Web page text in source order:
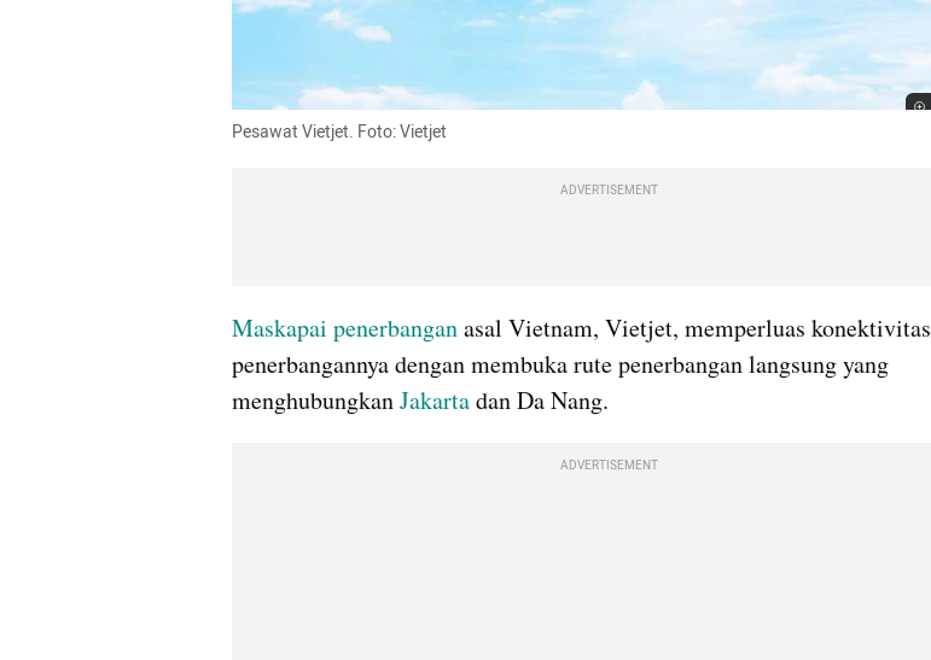
Pesawat Vietjet. Foto: Vietjet
ADVERTISEMENT
Maskapai penerbangan asal Vietnam, Vietjet, memperluas konektivitas
penerbangannya dengan membuka rute penerbangan langsung yang
menghubungkan Jakarta dan Da Nang.
ADVERTISEMENT